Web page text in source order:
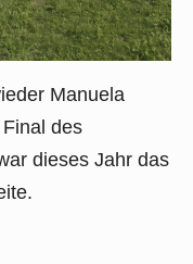
Manuela
des
dieses Jahr das